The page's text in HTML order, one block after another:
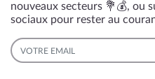
nouveaux secteurs 💐💰, ou
sociaux pour rester au
EMAIL